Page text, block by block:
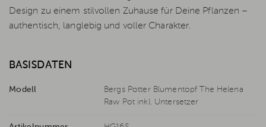
Design zu einem stilvollen Zuhause für Deine Pflanzen –
authentisch, langlebig und voller Charakter.
BASISDATEN
Modell
Bergs Potter Blumentopf The Helena
Raw Pot inkl. Untersetzer